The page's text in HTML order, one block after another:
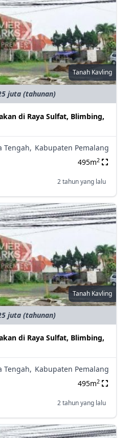
Tanah Kavling
juta (tahunan)
di Raya Sulfat, Blimbing,
Tengah, Kabupaten Pemalang
495m2
2 tahun yang lalu
Tanah Kavling
juta (tahunan)
di Raya Sulfat, Blimbing,
Tengah, Kabupaten Pemalang
495m2
2 tahun yang lalu